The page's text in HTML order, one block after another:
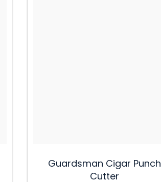
Guardsman Cigar Punch
Cutter